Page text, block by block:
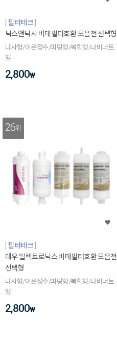
필터테크
닉스앤닉시 비데필터호환 모음전 선택형
나사형/이온정수/피팅형/복합형/나비너트
형
2,800₩
26위
필터테크
대우 일렉트로닉스 비데필터호환 모음전
선택형
나사형/이온정수/피팅형/복합형/나비너트
형
2,800₩